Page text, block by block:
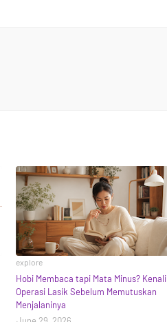
explore
Hobi Membaca tapi Mata Minus? Kenali
Operasi Lasik Sebelum Memutuskan
Menjalaninya